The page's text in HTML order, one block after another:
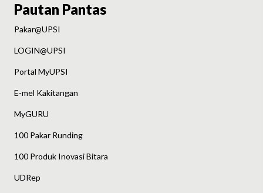
Pautan Pantas
Pakar@UPSI
LOGIN@UPSI
Portal MyUPSI
E-mel Kakitangan
MyGURU
100 Pakar Runding
100 Produk Inovasi Bitara
UDRep